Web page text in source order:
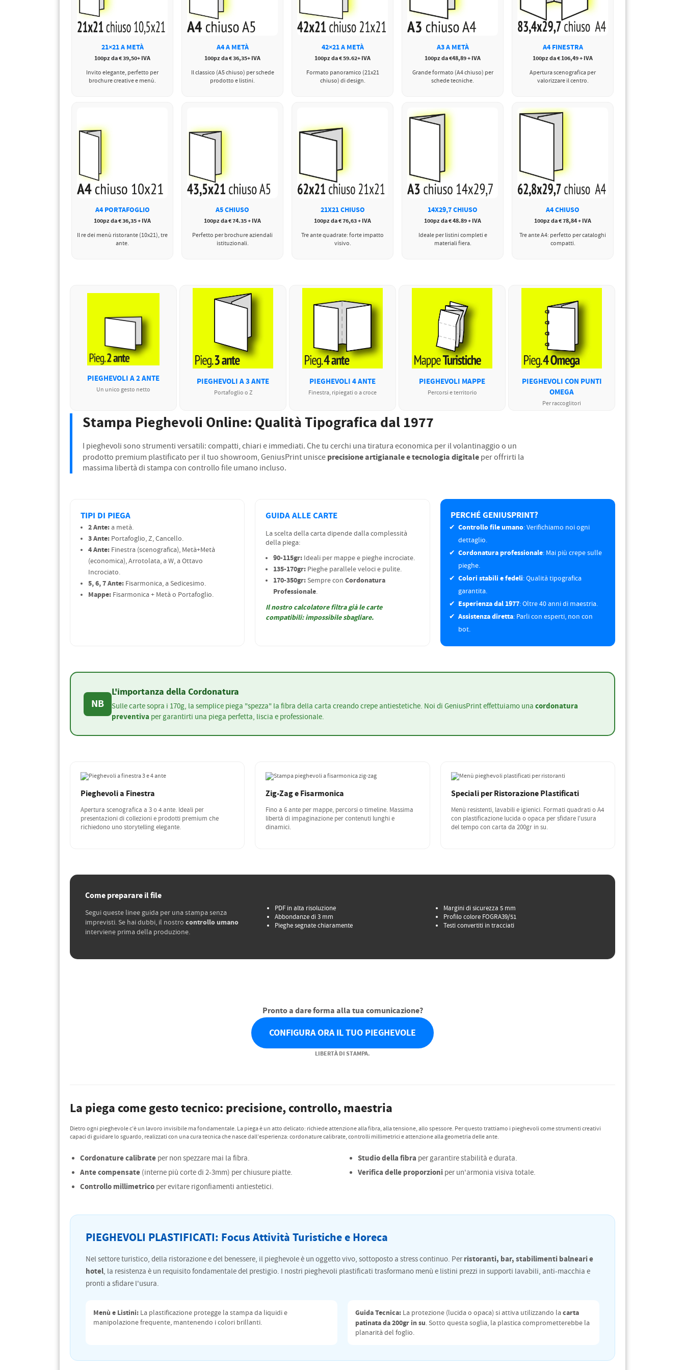
PETTORALI
DORSALI TARGHE
PETTORALI NUMERI DA
GARA
NUMERI DA GARA MTB
21×21 A METÀ
100pz da € 39,50+ IVA
Invito elegante, perfetto per
brochure creative e menù.
A4 A METÀ
100pz da € 36,35+ IVA
Il classico (A5 chiuso) per schede
prodotto e listini.
42×21 A METÀ
100pz da € 59.62+ IVA
Formato panoramico (21x21
chiuso) di design.
A3 A METÀ
100pz da €48,89 + IVA
Grande formato (A4 chiuso) per
schede tecniche.
A4 FINESTRA
100pz da € 106,49 + IVA
Apertura scenografica per
valorizzare il centro.
A4 PORTAFOGLIO
100pz da € 36,35 + IVA
Il re dei menù ristorante (10x21), tre
ante.
A5 CHIUSO
100pz da € 74.35 + IVA
Perfetto per brochure aziendali
istituzionali.
21X21 CHIUSO
100pz da € 76,63 + IVA
Tre ante quadrate: forte impatto
visivo.
14X29,7 CHIUSO
100pz da € 48.89 + IVA
Ideale per listini completi e
materiali fiera.
A4 CHIUSO
100pz da € 78,84 + IVA
Tre ante A4: perfetto per cataloghi
compatti.
PIEGHEVOLI A 2 ANTE
Un unico gesto netto
PIEGHEVOLI A 3 ANTE
Portafoglio o Z
PIEGHEVOLI 4 ANTE
Finestra, ripiegati o a croce
PIEGHEVOLI MAPPE
Percorsi e territorio
PIEGHEVOLI CON PUNTI
OMEGA
Per raccoglitori
Stampa Pieghevoli Online: Qualità Tipografica dal 1977
I pieghevoli sono strumenti versatili: compatti, chiari e immediati. Che tu cerchi una tiratura economica per il volantinaggio o un
prodotto premium plastificato per il tuo showroom, GeniusPrint unisceprecisione artigianale e tecnologia digitaleper offrirti la
massima libertà di stampa con controllo file umano incluso.
TIPI DI PIEGA
2 Ante: a metà.
3 Ante: Portafoglio, Z, Cancello.
4 Ante: Finestra (scenografica), Metà+Metà
(economica), Arrotolata, a W, a Ottavo
Incrociato.
5, 6, 7 Ante: Fisarmonica, a Sedicesimo.
Mappe: Fisarmonica + Metà o Portafoglio.
GUIDA ALLE CARTE
La scelta della carta dipende dalla complessità
della piega:
90-115gr: Ideali per mappe e pieghe incrociate.
135-170gr: Pieghe parallele veloci e pulite.
170-350gr:Sempre conCordonatura
Professionale.
Il nostro calcolatore filtra già le carte
compatibili: impossibile sbagliare.
PERCHÉ GENIUSPRINT?
Controllo file umano: Verifichiamo noi ogni
dettaglio.
Cordonatura professionale: Mai più crepe sulle
pieghe.
Colori stabili e fedeli: Qualità tipografica
garantita.
Esperienza dal 1977: Oltre 40 anni di maestria.
Assistenza diretta: Parli con esperti, non con
bot.
NB
L'importanza della Cordonatura
Sulle carte sopra i 170g, la semplice piega "spezza" la fibra della carta creando crepe antiestetiche. Noi di GeniusPrint effettuiamo una cordonatura
preventiva per garantirti una piega perfetta, liscia e professionale.
Pieghevoli a Finestra
Apertura scenografica a 3 o 4 ante. Ideali per
presentazioni di collezioni e prodotti premium che
richiedono uno storytelling elegante.
Zig-Zag e Fisarmonica
Fino a 6 ante per mappe, percorsi o timeline. Massima
libertà di impaginazione per contenuti lunghi e
dinamici.
Speciali per Ristorazione Plastificati
Menù resistenti, lavabili e igienici. Formati quadrati o A4
con plastificazione lucida o opaca per sfidare l'usura
del tempo con carta da 200gr in su.
Come preparare il file
Segui queste linee guida per una stampa senza
imprevisti. Se hai dubbi, il nostro controllo umano
interviene prima della produzione.
PDF in alta risoluzione
Abbondanze di 3 mm
Pieghe segnate chiaramente
Margini di sicurezza 5 mm
Profilo colore FOGRA39/51
Testi convertiti in tracciati
Pronto a dare forma alla tua comunicazione?
CONFIGURA ORA IL TUO PIEGHEVOLE
LIBERTÀ DI STAMPA.
La piega come gesto tecnico: precisione, controllo, maestria
Dietro ogni pieghevole c’è un lavoro invisibile ma fondamentale. La piega è un atto delicato: richiede attenzione alla fibra, alla tensione, allo spessore. Per questo trattiamo i pieghevoli come strumenti creativi
capaci di guidare lo sguardo, realizzati con una cura tecnica che nasce dall’esperienza: cordonature calibrate, controlli millimetrici e attenzione alla geometria delle ante.
Cordonature calibrate per non spezzare mai la fibra.
Ante compensate (interne più corte di 2-3mm) per chiusure piatte.
Controllo millimetrico per evitare rigonfiamenti antiestetici.
Studio della fibra per garantire stabilità e durata.
Verifica delle proporzioni per un'armonia visiva totale.
PIEGHEVOLI PLASTIFICATI: Focus Attività Turistiche e Horeca
Nel settore turistico, della ristorazione e del benessere, il pieghevole è un oggetto vivo, sottoposto a stress continuo. Per ristoranti, bar, stabilimenti balneari e
hotel, la resistenza è un requisito fondamentale del prestigio. I nostri pieghevoli plastificati trasformano menù e listini prezzi in supporti lavabili, anti-macchia e
pronti a sfidare l'usura.
Menù e Listini: La plastificazione protegge la stampa da liquidi e
manipolazione frequente, mantenendo i colori brillanti.
Guida Tecnica: La protezione (lucida o opaca) si attiva utilizzando la carta
patinata da 200gr in su. Sotto questa soglia, la plastica comprometterebbe la
planarità del foglio.